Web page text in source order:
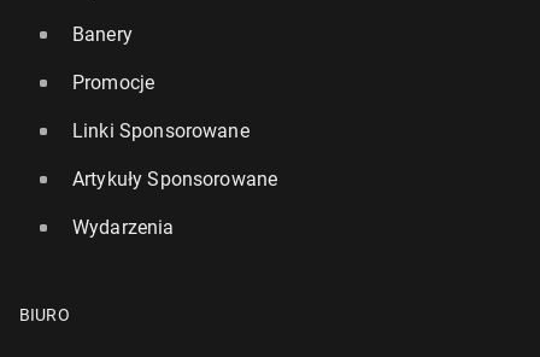
Banery
Promocje
Linki Sponsorowane
Artykuły Sponsorowane
Wydarzenia
BIURO